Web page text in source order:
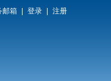
邮箱 登录 注册